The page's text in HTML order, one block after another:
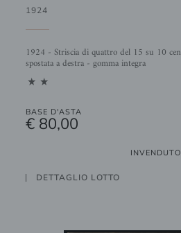
1924
1924 - Striscia di quattro del 15 su 10 cent (4e) soprastampa fortemente
spostata a destra - gomma integra
11
BASE D'ASTA
€ 80,00
INVENDUTO
DETTAGLIO LOTTO